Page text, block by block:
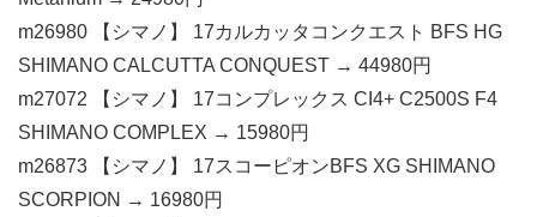
m26980 【シマノ】 17カルカッタコンクエスト BFS HG
SHIMANO CALCUTTA CONQUEST → 44980円
m27072 【シマノ】 17コンプレックス CI4+ C2500S F4
SHIMANO COMPLEX → 15980円
m26873 【シマノ】 17スコーピオンBFS XG SHIMANO
SCORPION → 16980円